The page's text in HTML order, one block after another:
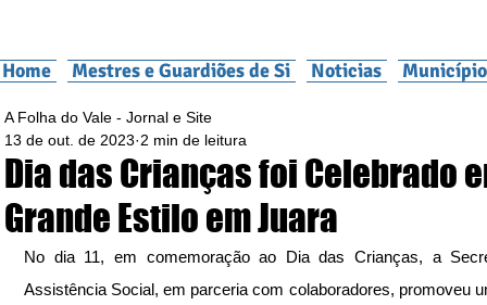
Home Mestres e Guardiões de Si Noticias
Dia das Crianças foi Celebrado
Grande Estilo em Juara
A Folha do Vale - Jornal e Site
13 de out. de 2023 2 min de leitura
No dia 11, em comemoração ao Dia das Crianças, a
Assistência Social, em parceria com colaboradores, promoveu